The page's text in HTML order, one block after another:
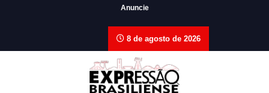
Anuncie
8 de agosto de 2026